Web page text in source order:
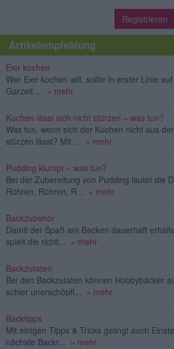
Registrieren
Artikelempfehlung
Eier kochen
Wer Eier kochen will, sollte in erster Linie
Garzeit ... » mehr
Kuchen lässt sich nicht stürzen – was tun?
Was tun, wenn sich der Kuchen nicht aus
stürzen lässt? Mit ... » mehr
Pudding klumpt – was tun?
Bei der Zubereitung von Pudding lautet die
Rühren, Rühren, R... » mehr
Backzubehör
Damit der Spaß am Backen dauerhaft
spielt die richti... » mehr
Backzutaten
Bei den Backzutaten können Hobbybäcker
schier unerschöpfl... » mehr
Backtipps
Mit einigen Tipps & Tricks gelingt auch
nächste Backr... » mehr